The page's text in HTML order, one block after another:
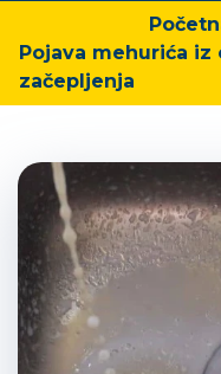
Pojava mehurića
začepljenja